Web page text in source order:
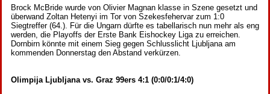
Brock McBride wurde von Olivier Magnan klasse in Szene gesetzt und
überwand Zoltan Hetenyi im Tor von Szekesfehervar zum 1:0
Siegtreffer (64.). Für die Ungarn dürfte es tabellarisch nun mehr als eng
werden, die Playoffs der Erste Bank Eishockey Liga zu erreichen.
Dornbirn könnte mit einem Sieg gegen Schlusslicht Ljubljana am
kommenden Donnerstag den Abstand verkürzen.
Olimpija Ljubljana vs. Graz 99ers 4:1 (0:0/0:1/4:0)